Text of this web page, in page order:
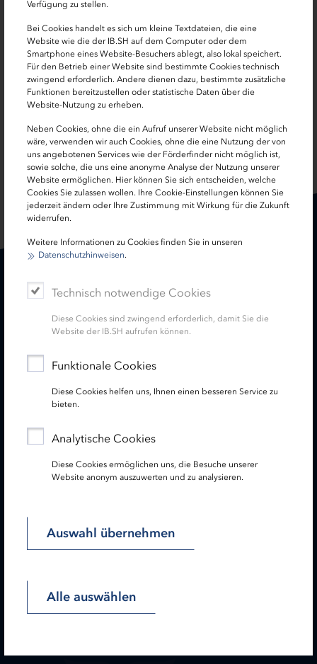
Verfügung zu stellen.
Bei Cookies handelt es sich um kleine Textdateien, die eine
Website wie die der IB.SH auf dem Computer oder dem
Smartphone eines Website-Besuchers ablegt, also lokal speichert.
Für den Betrieb einer Website sind bestimmte Cookies technisch
zwingend erforderlich. Andere dienen dazu, bestimmte zusätzliche
Funktionen bereitzustellen oder statistische Daten über die
Website-Nutzung zu erheben.
Neben Cookies, ohne die ein Aufruf unserer Website nicht möglich
wäre, verwenden wir auch Cookies, ohne die eine Nutzung der von
uns angebotenen Services wie der Förderfinder nicht möglich ist,
sowie solche, die uns eine anonyme Analyse der Nutzung unserer
Website ermöglichen. Hier können Sie sich entscheiden, welche
Cookies Sie zulassen wollen. Ihre Cookie-Einstellungen können Sie
jederzeit ändern oder Ihre Zustimmung mit Wirkung für die Zukunft
widerrufen.
Weitere Informationen zu Cookies finden Sie in unseren
Datenschutzhinweisen.
Technisch notwendige Cookies
Diese Cookies sind zwingend erforderlich, damit Sie die
Website der IB.SH aufrufen können.
Funktionale Cookies
Diese Cookies helfen uns, Ihnen einen besseren Service zu
bieten.
Analytische Cookies
Diese Cookies ermöglichen uns, die Besuche unserer
Website anonym auszuwerten und zu analysieren.
Auswahl übernehmen
Alle auswählen
Gereon Westphal
Wohnungsunternehmen und gewerbliche Investoren
0431 9905-5003
mietwohnungsbau[at]ib-sh.de
SEITE TEILEN:
Karriere Treasury
Termine
Newsletter
Impressum Datenschutz